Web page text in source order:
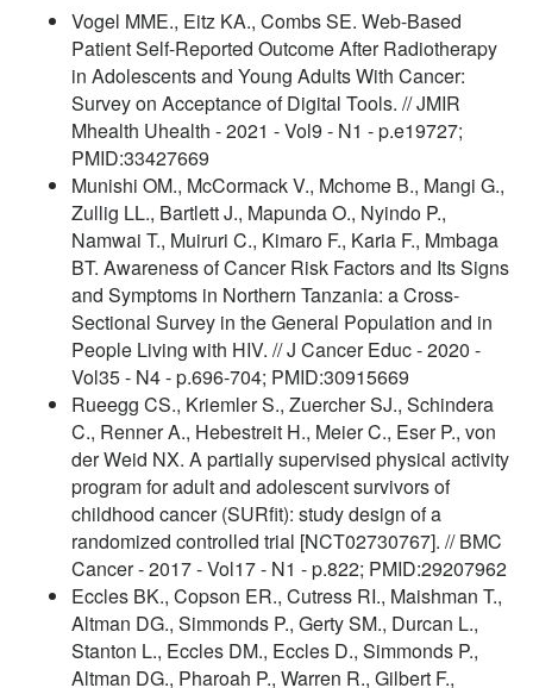
Vogel MME., Eitz KA., Combs SE. Web-Based
Patient Self-Reported Outcome After Radiotherapy
in Adolescents and Young Adults With Cancer:
Survey on Acceptance of Digital Tools. // JMIR
Mhealth Uhealth - 2021 - Vol9 - N1 - p.e19727;
PMID:33427669
Munishi OM., McCormack V., Mchome B., Mangi G.,
Zullig LL., Bartlett J., Mapunda O., Nyindo P.,
Namwai T., Muiruri C., Kimaro F., Karia F., Mmbaga
BT. Awareness of Cancer Risk Factors and Its Signs
and Symptoms in Northern Tanzania: a Cross-
Sectional Survey in the General Population and in
People Living with HIV. // J Cancer Educ - 2020 -
Vol35 - N4 - p.696-704; PMID:30915669
Rueegg CS., Kriemler S., Zuercher SJ., Schindera
C., Renner A., Hebestreit H., Meier C., Eser P., von
der Weid NX. A partially supervised physical activity
program for adult and adolescent survivors of
childhood cancer (SURfit): study design of a
randomized controlled trial [NCT02730767]. // BMC
Cancer - 2017 - Vol17 - N1 - p.822; PMID:29207962
Eccles BK., Copson ER., Cutress RI., Maishman T.,
Altman DG., Simmonds P., Gerty SM., Durcan L.,
Stanton L., Eccles DM., Eccles D., Simmonds P.,
Altman DG., Pharoah P., Warren R., Gilbert F.,